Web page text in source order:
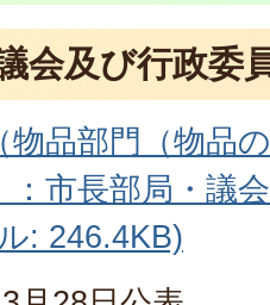
会及び行政委
物品部門（物品
：市長部局・議
: 246.4KB)